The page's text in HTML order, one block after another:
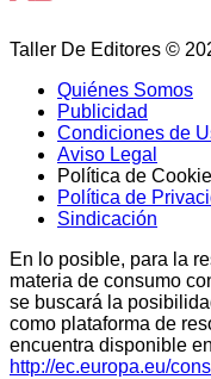
Taller De Editores ©
Quiénes Somos
Publicidad
Condiciones de
Aviso Legal
Política de
Política de
Sindicación
En lo posible, para la
materia de consumo
se buscará la
como plataforma de
encuentra disponible
http://ec.europa.eu/